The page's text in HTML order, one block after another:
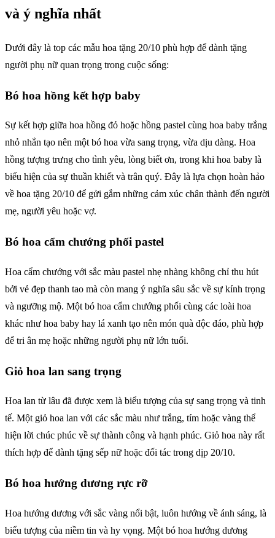
và ý nghĩa nhất
Dưới đây là top các mẫu hoa tặng 20/10 phù hợp để dành tặng
người phụ nữ quan trọng trong cuộc sống:
Bó hoa hồng kết hợp baby
Sự kết hợp giữa hoa hồng đỏ hoặc hồng pastel cùng hoa baby trắng
nhỏ nhắn tạo nên một bó hoa vừa sang trọng, vừa dịu dàng. Hoa
hồng tượng trưng cho tình yêu, lòng biết ơn, trong khi hoa baby là
biểu hiện của sự thuần khiết và trân quý. Đây là lựa chọn hoàn hảo
về hoa tặng 20/10 để gửi gắm những cảm xúc chân thành đến người
mẹ, người yêu hoặc vợ.
Bó hoa cẩm chướng phối pastel
Hoa cẩm chướng với sắc màu pastel nhẹ nhàng không chỉ thu hút
bởi vẻ đẹp thanh tao mà còn mang ý nghĩa sâu sắc về sự kính trọng
và ngưỡng mộ. Một bó hoa cẩm chướng phối cùng các loài hoa
khác như hoa baby hay lá xanh tạo nên món quà độc đáo, phù hợp
để tri ân mẹ hoặc những người phụ nữ lớn tuổi.
Giỏ hoa lan sang trọng
Hoa lan từ lâu đã được xem là biểu tượng của sự sang trọng và tinh
tế. Một giỏ hoa lan với các sắc màu như trắng, tím hoặc vàng thể
hiện lời chúc phúc về sự thành công và hạnh phúc. Giỏ hoa này rất
thích hợp để dành tặng sếp nữ hoặc đối tác trong dịp 20/10.
Bó hoa hướng dương rực rỡ
Hoa hướng dương với sắc vàng nổi bật, luôn hướng về ánh sáng, là
biểu tượng của niềm tin và hy vọng. Một bó hoa hướng dương